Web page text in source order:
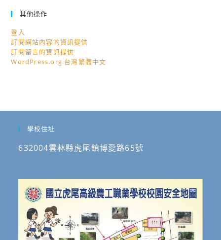
其他操作
登入
訂閱網站內容的資訊提供
訂閱留言的資訊提供
WordPress.org 台灣繁體中文
學校住址
632004雲林縣虎尾鎮博愛路65號